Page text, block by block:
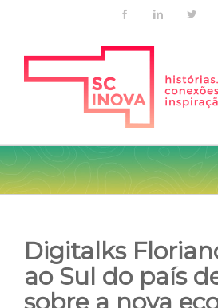
FacebookLinkedin
Digitalks
ao Sul do país
sobre a nova